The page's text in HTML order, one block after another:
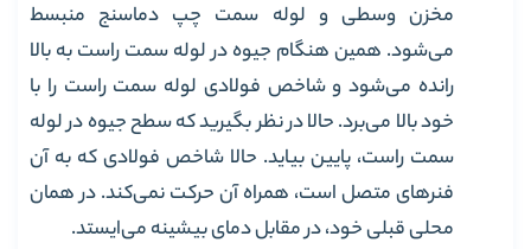
مخزن وسطی و لوله سمت چپ دماسنج منبسط
می‌شود. همین هنگام جیوه در لوله سمت راست به بالا
رانده‌ می‌شود و شاخص فولادی لوله سمت راست را با
خود بالا می‌برد. حالا در نظر بگیرید که سطح جیوه در لوله
سمت راست، پایین بیاید. حالا شاخص فولادی که به آن
فنرهای متصل است، همراه آن حرکت نمی‌کند. در همان
محلی قبلی خود، در مقابل دمای بیشینه می‌ایستد.